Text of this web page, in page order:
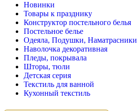
Новинки
Товары к празднику
Конструктор постельного белья
Постельное белье
Одеяла, Подушки, Наматрасники
Наволочка декоративная
Пледы, покрывала
Шторы, тюли
Детская серия
Текстиль для ванной
Кухонный текстиль